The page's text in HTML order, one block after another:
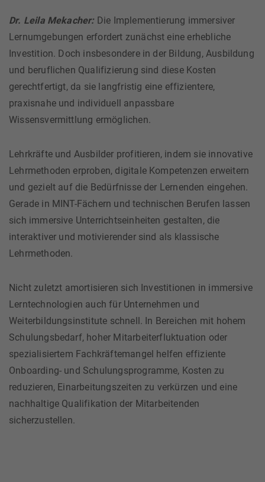
Dr. Leila Mekacher: Die Implementierung immersiver
Lernumgebungen erfordert zunächst eine erhebliche
Investition. Doch insbesondere in der Bildung, Ausbildung
und beruflichen Qualifizierung sind diese Kosten
gerechtfertigt, da sie langfristig eine effizientere,
praxisnahe und individuell anpassbare
Wissensvermittlung ermöglichen.
Lehrkräfte und Ausbilder profitieren, indem sie innovative
Lehrmethoden erproben, digitale Kompetenzen erweitern
und gezielt auf die Bedürfnisse der Lernenden eingehen.
Gerade in MINT-Fächern und technischen Berufen lassen
sich immersive Unterrichtseinheiten gestalten, die
interaktiver und motivierender sind als klassische
Lehrmethoden.
Nicht zuletzt amortisieren sich Investitionen in immersive
Lerntechnologien auch für Unternehmen und
Weiterbildungsinstitute schnell. In Bereichen mit hohem
Schulungsbedarf, hoher Mitarbeiterfluktuation oder
spezialisiertem Fachkräftemangel helfen effiziente
Onboarding- und Schulungsprogramme, Kosten zu
reduzieren, Einarbeitungszeiten zu verkürzen und eine
nachhaltige Qualifikation der Mitarbeitenden
sicherzustellen.